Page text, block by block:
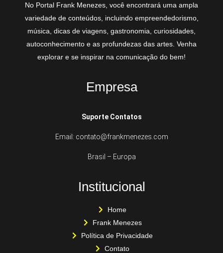
No Portal Frank Menezes, você encontrará uma ampla
variedade de conteúdos, incluindo empreendedorismo,
música, dicas de viagens, gastronomia, curiosidades,
autoconhecimento e as profundezas das artes. Venha
explorar e se inspirar na comunicação do bem!
Empresa
Suporte Contatos
Email: contato@frankmenezes.com
Brasil – Europa
Institucional
Home
Frank Menezes
Política de Privacidade
Contato